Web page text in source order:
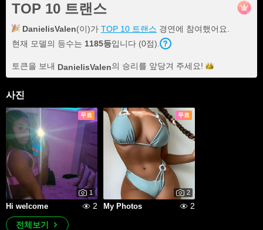
TOP 10 트랜스
DanielisValen(이)가 TOP 10 트랜스 경연에 참여했어요.
현재 모델의 등수는 1185등입니다 (0점).
토큰을 보내 DanielisValen의 승리를 앞당겨 주세요!
사진
무료
1
Hi welcome 2
무료
2
My Photos
2
전체보기